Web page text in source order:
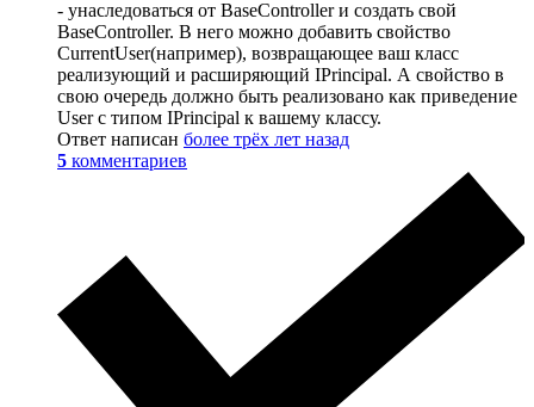
- унаследоваться от BaseController и создать свой
BaseController. В него можно добавить свойство
CurrentUser(например), возвращающее ваш класс
реализующий и расширяющий IPrincipal. А свойство в
свою очередь должно быть реализовано как приведение
User c типом IPrincipal к вашему классу.
Ответ написан более трёх лет назад
5 комментариев